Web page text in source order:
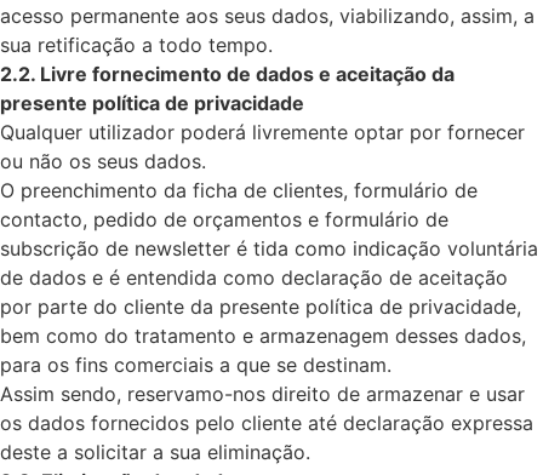
acesso permanente aos seus dados, viabilizando, assim, a
sua retificação a todo tempo.
2.2. Livre fornecimento de dados e aceitação da
presente política de privacidade
Qualquer utilizador poderá livremente optar por fornecer
ou não os seus dados.
O preenchimento da ficha de clientes, formulário de
contacto, pedido de orçamentos e formulário de
subscrição de newsletter é tida como indicação voluntária
de dados e é entendida como declaração de aceitação
por parte do cliente da presente política de privacidade,
bem como do tratamento e armazenagem desses dados,
para os fins comerciais a que se destinam.
Assim sendo, reservamo-nos direito de armazenar e usar
os dados fornecidos pelo cliente até declaração expressa
deste a solicitar a sua eliminação.